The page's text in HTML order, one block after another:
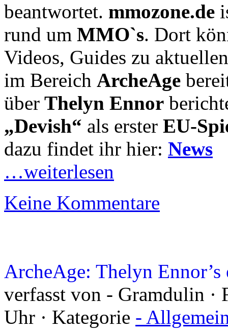
beantwortet. mmozone.de
rund um MMO`s. Dort
Videos, Guides zu
im Bereich ArcheAge
über Thelyn Ennor
„Devish“ als erster EU-
dazu findet ihr hier: News
…weiterlesen
Keine Kommentare
ArcheAge: Thelyn
verfasst von - Gramdulin ·
Uhr · Kategorie -